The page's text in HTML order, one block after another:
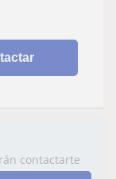
contactarte